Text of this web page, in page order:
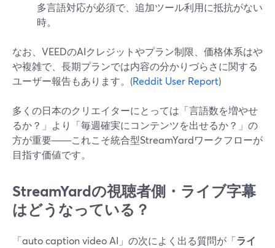
多言語対応が必須で、追加ツール利用に抵抗がない
時。
なお、VEEDのAIクレジットやプラン制限、価格体系はや
や複雑で、長期プランでは内容の分かりづらさに関する
ユーザー報告もあります。(Reddit User Report)
多くの日本のクリエイターにとっては「言語数を増やせ
るか？」より「毎週確実にコンテンツを出せるか？」の
方が重要――これこそ統合型StreamYardワークフローが
目指す価値です。
StreamYardの視聴者側・ライブ字幕
はどうなっている？
「auto caption video AI」の次によく出る質問が「ライ